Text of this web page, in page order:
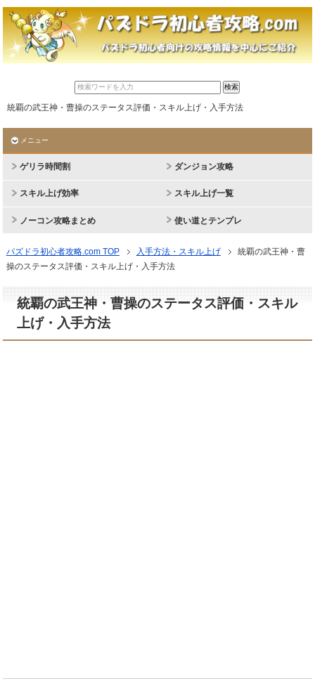
統覇の武王神・曹操のステータス評価・スキル上げ・入手方法
メニュー
ゲリラ時間割 ダンジョン攻略
スキル上げ効率 スキル上げ一覧
ノーコン攻略まとめ 使い道とテンプレ
パズドラ初心者攻略.com TOP 入手方法・スキル上げ
統覇の武王神・曹
操のステータス評価・スキル上げ・入手方法
統覇の武王神・曹操のステータス評価・スキル
上げ・入手方法